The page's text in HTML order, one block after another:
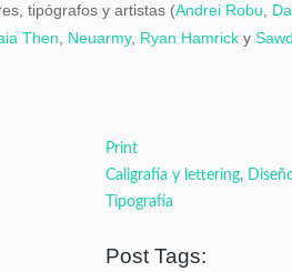
tipógrafos y artistas (Andrei Robu
Then Neuarmy, Ryan Hamrick y
Print
Caligrafía y lettering,
Tipografía
Post Tags: